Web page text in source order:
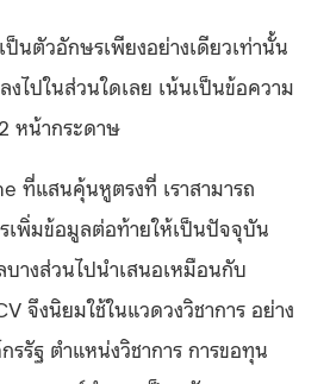
นตัวอักษรเพียงอย่างเดียวเท่านั้น
งไปในส่วนใดเลย เน้นเป็นข้อความ
หน้ากระดาษ
ที่แสนคุ้นหูตรงที่ เราสามารถ
เพิ่มข้อมูลต่อท้ายให้เป็นปัจจุบัน
บางส่วนไปนำเสนอเหมือนกับ
จึงนิยมใช้ในแวดวงวิชาการ อย่าง
รรัฐ ตำแหน่งวิชาการ การขอทุน